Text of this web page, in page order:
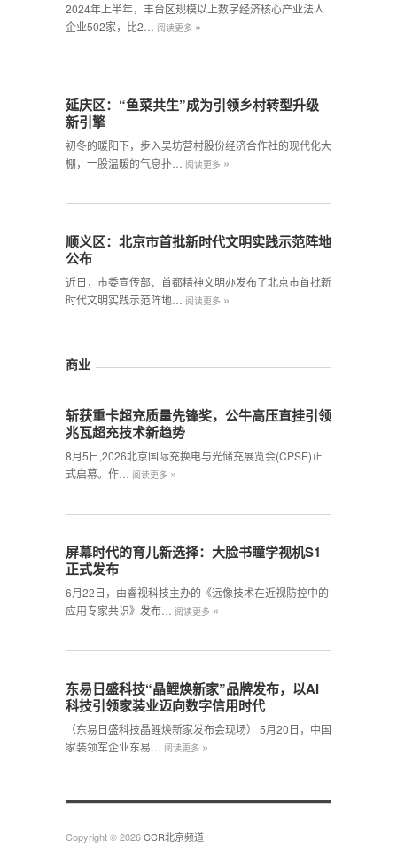
2024年上半年，丰台区规模以上数字经济核心产业法人
企业502家，比2…
阅读更多 »
延庆区：“鱼菜共生”成为引领乡村转型升级
新引擎
初冬的暖阳下，步入吴坊营村股份经济合作社的现代化大
棚，一股温暖的气息扑…
阅读更多 »
顺义区：北京市首批新时代文明实践示范阵地
公布
近日，市委宣传部、首都精神文明办发布了北京市首批新
时代文明实践示范阵地…
阅读更多 »
商业
斩获重卡超充质量先锋奖，公牛高压直挂引领
兆瓦超充技术新趋势
8月5日,2026北京国际充换电与光储充展览会(CPSE)正
式启幕。作…
阅读更多 »
屏幕时代的育儿新选择：大脸书瞳学视机S1
正式发布
6月22日，由睿视科技主办的《远像技术在近视防控中的
应用专家共识》发布…
阅读更多 »
东易日盛科技“晶鲤焕新家”品牌发布，以AI
科技引领家装业迈向数字信用时代
（东易日盛科技晶鲤焕新家发布会现场） 5月20日，中国
家装领军企业东易…
阅读更多 »
Copyright © 2026CCR北京频道